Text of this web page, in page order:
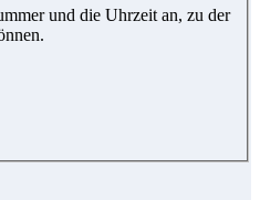
und die Uhrzeit an, zu der